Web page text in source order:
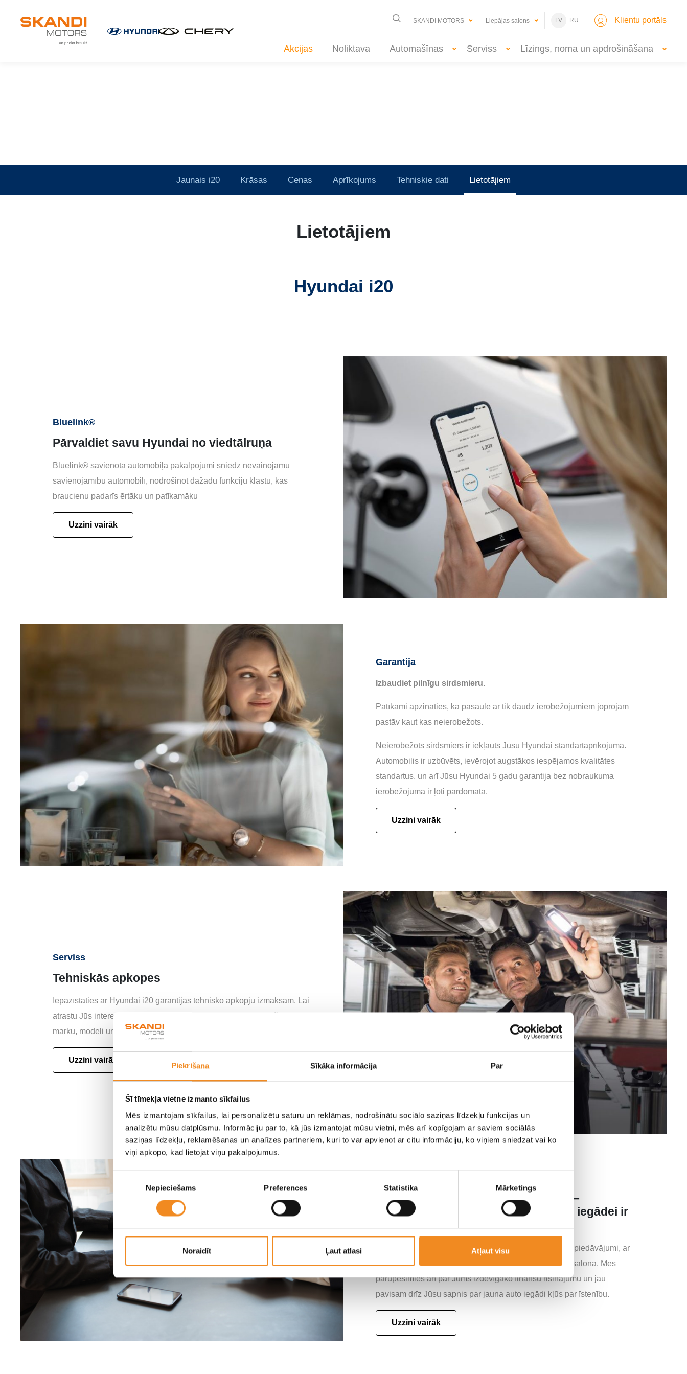
Piekrišana Sīkāka informācija Par
Šī tīmekļa vietne izmanto sīkfailus
Mēs izmantojam sīkfailus, lai personalizētu saturu un reklāmas, nodrošinātu sociālo saziņas līdzekļu funkcijas un
analizētu mūsu datplūsmu. Informāciju par to, kā jūs izmantojat mūsu vietni, mēs arī kopīgojam ar saviem sociālās
saziņas līdzekļu, reklamēšanas un analīzes partneriem, kuri to var apvienot ar citu informāciju, ko viņiem sniedzat vai ko
viņi apkopo, kad lietojat viņu pakalpojumus.
Nepieciešams Preferences Statistika Mārketings
Noraidīt Ļaut atlasi Atļaut visu
SKANDI MOTORS Liepājas salons LV RU Klientu portāls
Akcijas Noliktava Automašīnas Serviss Līzings, noma un apdrošināšana
Uzzini vairāk
Jaunais i20 Krāsas Cenas Aprīkojums Tehniskie dati Lietotājiem
Lietotājiem
Hyundai i20
Bluelink®
Pārvaldiet savu Hyundai no viedtālruņa
Bluelink® savienota automobiļa pakalpojumi sniedz nevainojamu
savienojamību automobilī, nodrošinot dažādu funkciju klāstu, kas
braucienu padarīs ērtāku un patīkamāku
Uzzini vairāk
Garantija
Izbaudiet pilnīgu sirdsmieru.
Patīkami apzināties, ka pasaulē ar tik daudz ierobežojumiem joprojām
pastāv kaut kas neierobežots.
Neierobežots sirdsmiers ir iekļauts Jūsu Hyundai standartaprīkojumā.
Automobilis ir uzbūvēts, ievērojot augstākos iespējamos kvalitātes
standartus, un arī Jūsu Hyundai 5 gadu garantija bez nobraukuma
ierobežojuma ir ļoti pārdomāta.
Uzzini vairāk
Serviss
Tehniskās apkopes
Iepazīstaties ar Hyundai i20 garantijas tehnisko apkopju izmaksām. Lai
atrastu Jūs interesējošo informāciju, lūdzu, izvēlieties automašīnas
marku, modeli un specifikāciju.
Uzzini vairāk
Neatlieciet pirkumu uz vēlāku laiku –
piemērotākais risinājums tā tūlītējai iegādei ir
līzings!
Jūsu ietaupījumam un ērtībai ir izstrādāti dažādi īpašie piedāvājumi, ar
kuriem varat iepazīties akciju sadaļā vai uz vietas autosalonā. Mēs
parūpēsimies arī par Jums izdevīgāko finanšu risinājumu un jau
pavisam drīz Jūsu sapnis par jauna auto iegādi kļūs par īstenību.
Uzzini vairāk